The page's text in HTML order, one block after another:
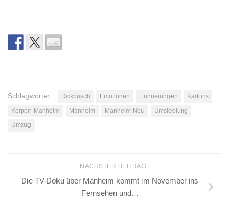
Schlagwörter: Dickbusch Emotionen Erinnerungen
Kartons
Kerpen-Manheim
Manheim Manheim-Neu
Umsiedlung
Umzug
NÄCHSTER BEITRAG
Die TV-Doku über Manheim kommt im November ins
Fernsehen und…